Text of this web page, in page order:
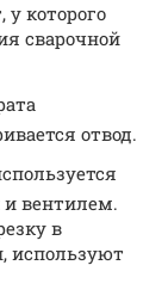
у которого
сварочной
отвод.
и вентилем.
в
используют